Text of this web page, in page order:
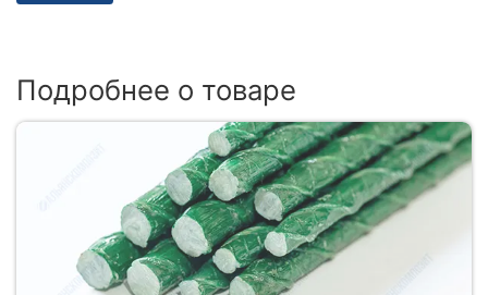
Подробнее о товаре